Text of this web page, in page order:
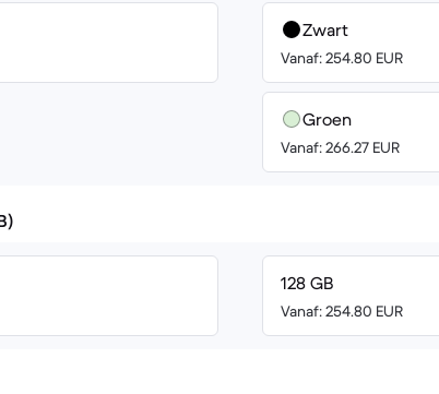
Zwart
Vanaf: 254.80 EUR
Groen
Vanaf: 266.27 EUR
128 GB
Vanaf: 254.80 EUR